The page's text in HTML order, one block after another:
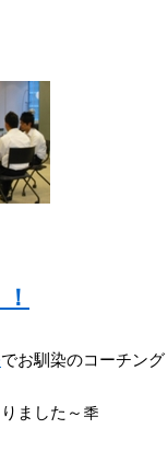
でお馴染のコーチン
ました～秊